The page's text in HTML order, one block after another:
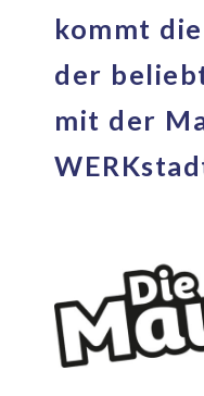
kommt
der
mit der